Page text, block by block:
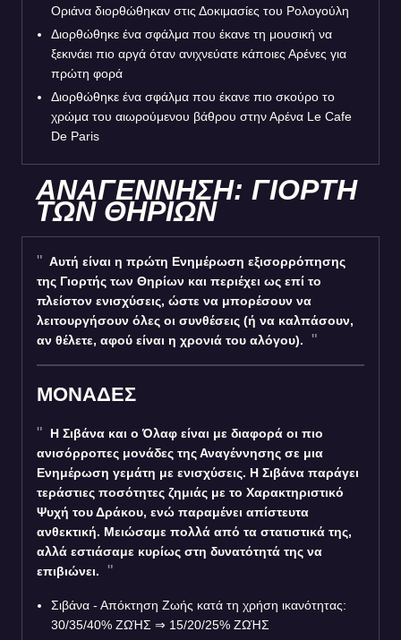
Οριάνα διορθώθηκαν στις Δοκιμασίες του Ρολογούλη
Διορθώθηκε ένα σφάλμα που έκανε τη μουσική να
ξεκινάει πιο αργά όταν ανιχνεύατε κάποιες Αρένες για
πρώτη φορά
Διορθώθηκε ένα σφάλμα που έκανε πιο σκούρο το
χρώμα του αιωρούμενου βάθρου στην Αρένα Le Cafe
De Paris
ΑΝΑΓΕΝΝΗΣΗ: ΓΙΟΡΤΗ
ΤΩΝ ΘΗΡΙΩΝ
Αυτή είναι η πρώτη Ενημέρωση εξισορρόπησης
της Γιορτής των Θηρίων και περιέχει ως επί το
πλείστον ενισχύσεις, ώστε να μπορέσουν να
λειτουργήσουν όλες οι συνθέσεις (ή να καλπάσουν,
αν θέλετε, αφού είναι η χρονιά του αλόγου).
ΜΟΝΑΔΕΣ
Η Σιβάνα και ο Όλαφ είναι με διαφορά οι πιο
ανισόρροπες μονάδες της Αναγέννησης σε μια
Ενημέρωση γεμάτη με ενισχύσεις. Η Σιβάνα παράγει
τεράστιες ποσότητες ζημιάς με το Χαρακτηριστικό
Ψυχή του Δράκου, ενώ παραμένει απίστευτα
ανθεκτική. Μειώσαμε πολλά από τα στατιστικά της,
αλλά εστιάσαμε κυρίως στη δυνατότητά της να
επιβιώνει.
Σιβάνα - Απόκτηση Ζωής κατά τη χρήση ικανότητας:
30/35/40% ΖΩΉΣ ⇒ 15/20/25% ΖΩΉΣ